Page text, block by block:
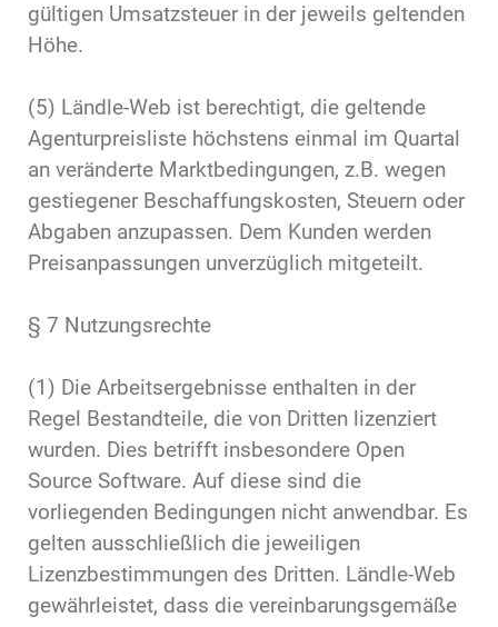
gültigen Umsatzsteuer in der jeweils geltenden
Höhe.
(5) Ländle-Web ist berechtigt, die geltende
Agenturpreisliste höchstens einmal im Quartal
an veränderte Marktbedingungen, z.B. wegen
gestiegener Beschaffungskosten, Steuern oder
Abgaben anzupassen. Dem Kunden werden
Preisanpassungen unverzüglich mitgeteilt.
§ 7 Nutzungsrechte
(1) Die Arbeitsergebnisse enthalten in der
Regel Bestandteile, die von Dritten lizenziert
wurden. Dies betrifft insbesondere Open
Source Software. Auf diese sind die
vorliegenden Bedingungen nicht anwendbar. Es
gelten ausschließlich die jeweiligen
Lizenzbestimmungen des Dritten. Ländle-Web
gewährleistet, dass die vereinbarungsgemäße